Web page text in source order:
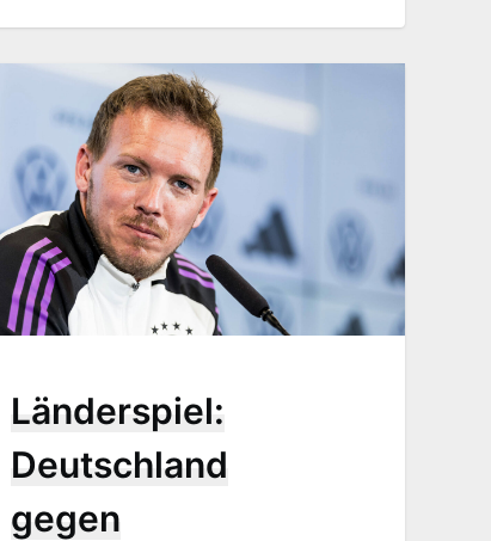
Länderspiel:
Deutschland
gegen